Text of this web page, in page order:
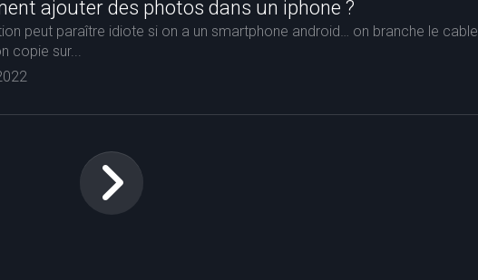
ajouter des photos dans un iphone ?
peut paraître idiote si on a un smartphone android… on branche le cable
copie sur...